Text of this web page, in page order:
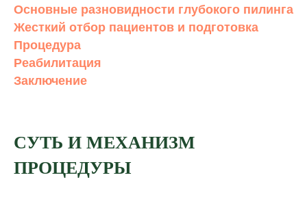
Основные разновидности глубокого пилинга
Жесткий отбор пациентов и подготовка
Процедура
Реабилитация
Заключение
СУТЬ И МЕХАНИЗМ
ПРОЦЕДУРЫ